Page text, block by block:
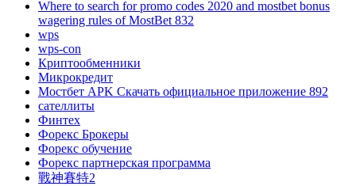
Where to search for promo codes 2020 and mostbet bonus
wagering rules of MostBet 832
wps
wps-con
Криптообменники
Микрокредит
Мостбет APK Скачать официальное приложение 892
сателлиты
Финтех
Форекс Брокеры
Форекс обучение
Форекс партнерская программа
戰神賽特2